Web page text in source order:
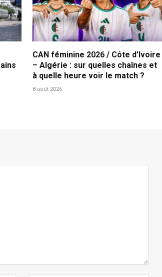
CAN féminine 2026 / Côte d’Ivoire
– Algérie : sur quelles chaînes et
à quelle heure voir le match ?
8 août 2026